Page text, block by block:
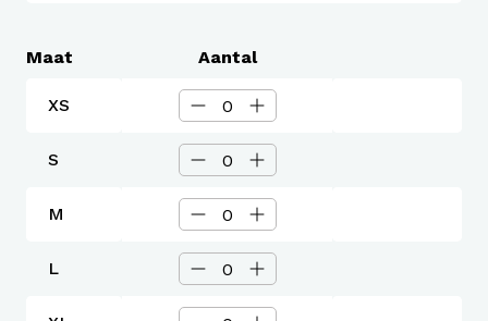
Maat Aantal
XS
S
M
L